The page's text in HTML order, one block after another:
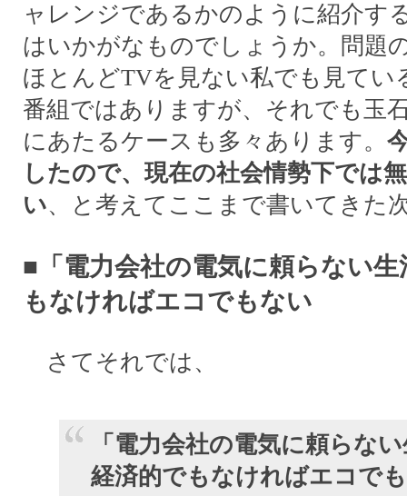
ャレンジであるかのように紹介す
はいかがなものでしょうか。問題
ほとんどTVを見ない私でも見てい
番組ではありますが、それでも玉
にあたるケースも多々あります。
したので、現在の社会情勢下では
い、と考えてここまで書いてきた
■「電力会社の電気に頼らない
もなければエコでもない
さてそれでは、
「電力会社の電気に頼らな
経済的でもなければエコで